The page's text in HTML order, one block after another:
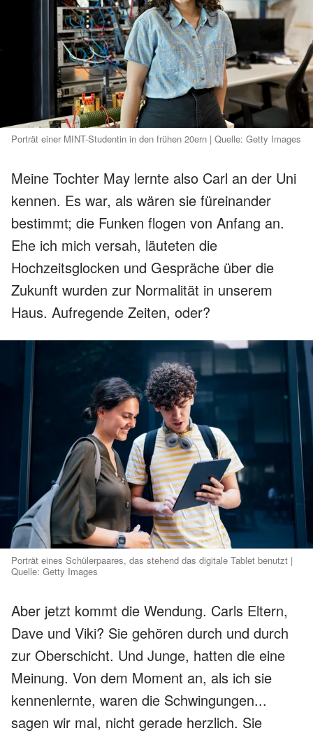
Porträt einer MINT-Studentin in den frühen 20ern | Quelle: Getty Images
Meine Tochter May lernte also Carl an der Uni
kennen. Es war, als wären sie füreinander
bestimmt; die Funken flogen von Anfang an.
Ehe ich mich versah, läuteten die
Hochzeitsglocken und Gespräche über die
Zukunft wurden zur Normalität in unserem
Haus. Aufregende Zeiten, oder?
Porträt eines Schülerpaares, das stehend das digitale Tablet benutzt |
Quelle: Getty Images
Aber jetzt kommt die Wendung. Carls Eltern,
Dave und Viki? Sie gehören durch und durch
zur Oberschicht. Und Junge, hatten die eine
Meinung. Von dem Moment an, als ich sie
kennenlernte, waren die Schwingungen...
sagen wir mal, nicht gerade herzlich. Sie